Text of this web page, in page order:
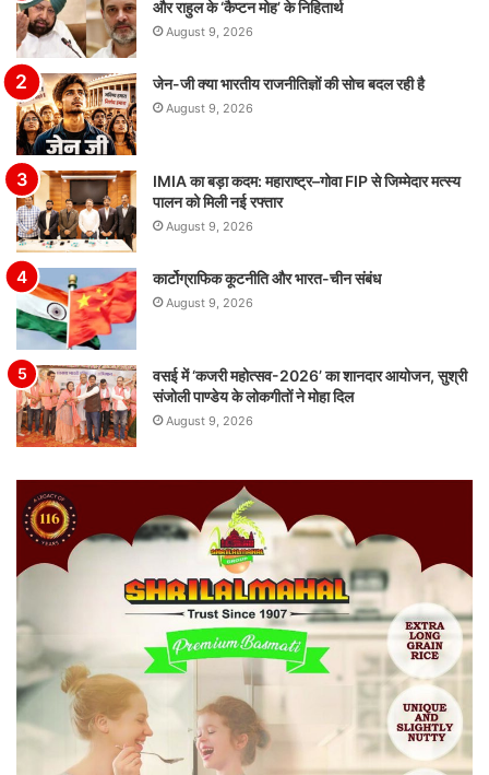
और राहुल के ‘कैप्टन मोह’ के निहितार्थ
August 9, 2026
जेन-जी क्या भारतीय राजनीतिज्ञों की सोच बदल रही है
August 9, 2026
IMIA का बड़ा कदम: महाराष्ट्र–गोवा FIP से जिम्मेदार मत्स्य
पालन को मिली नई रफ्तार
August 9, 2026
कार्टोग्राफिक कूटनीति और भारत-चीन संबंध
August 9, 2026
वसई में ‘कजरी महोत्सव-2026’ का शानदार आयोजन, सुश्री
संजोली पाण्डेय के लोकगीतों ने मोहा दिल
August 9, 2026